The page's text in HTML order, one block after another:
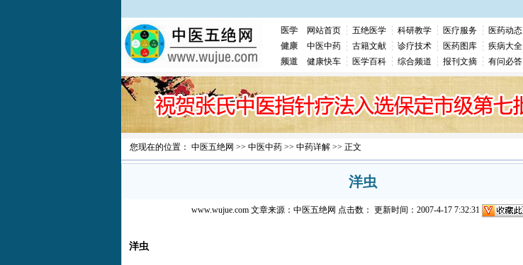
医学 网站首页 五绝医学 科研教学 医疗服务
医药动态
健康
中医中药 古籍文献 诊疗技术 医药图库
疾病大全
频道
健康快车 医学百科 综合频道 报刊文摘 有问必答
您现在的位置： 中医五绝网 >> 中医中药>> 中药详解>> 正文
洋虫
www.wujue.com文章来源： 中医五绝网 点击数： 更新时间：2007-4-17 7:32:31
洋虫